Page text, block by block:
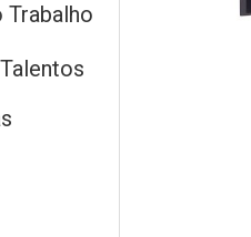
Trabalho
Talentos